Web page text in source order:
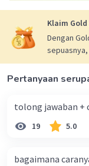
Klaim
Dengan
sepuasnya,
Pertanyaan
tolong jawaban +
19 5.0
bagaimana